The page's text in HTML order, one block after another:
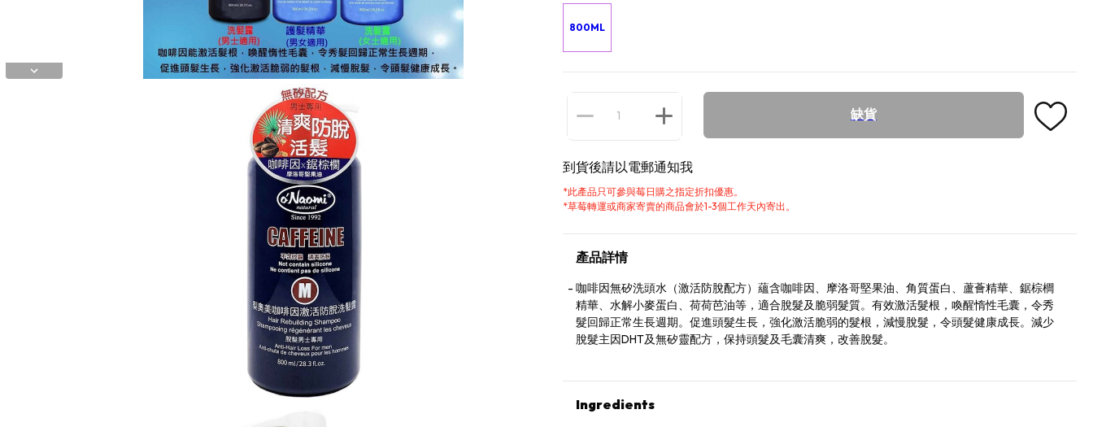
800ML
缺貨
到貨後請以電郵通知我
*此產品只可參與莓日購之指定折扣優惠。
*草莓轉運或商家寄賣的商品會於1-3個工作天內寄出。
產品詳情
咖啡因無矽洗頭水（激活防脫配方）蘊含咖啡因、摩洛哥堅果油、角質蛋白、蘆薈精華、鋸棕櫚
精華、水解小麥蛋白、荷荷芭油等，適合脫髮及脆弱髮質。有效激活髮根，喚醒惰性毛囊，令秀
髮回歸正常生長週期。促進頭髮生長，強化激活脆弱的髮根，減慢脫髮，令頭髮健康成長。減少
脫髮主因DHT及無矽靈配方，保持頭髮及毛囊清爽，改善脫髮。
Ingredients